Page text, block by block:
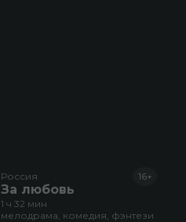
Россия
За любовь
16+
1 ч 32 мин
мелодрама, комедия, фэнтези